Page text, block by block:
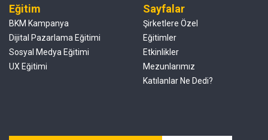
Eğitim
BKM Kampanya
Dijital Pazarlama Eğitimi
Sosyal Medya Eğitimi
UX Eğitimi
Sayfalar
Şirketlere Özel
Eğitimler
Etkinlikler
Mezunlarımız
Katılanlar Ne Dedi?